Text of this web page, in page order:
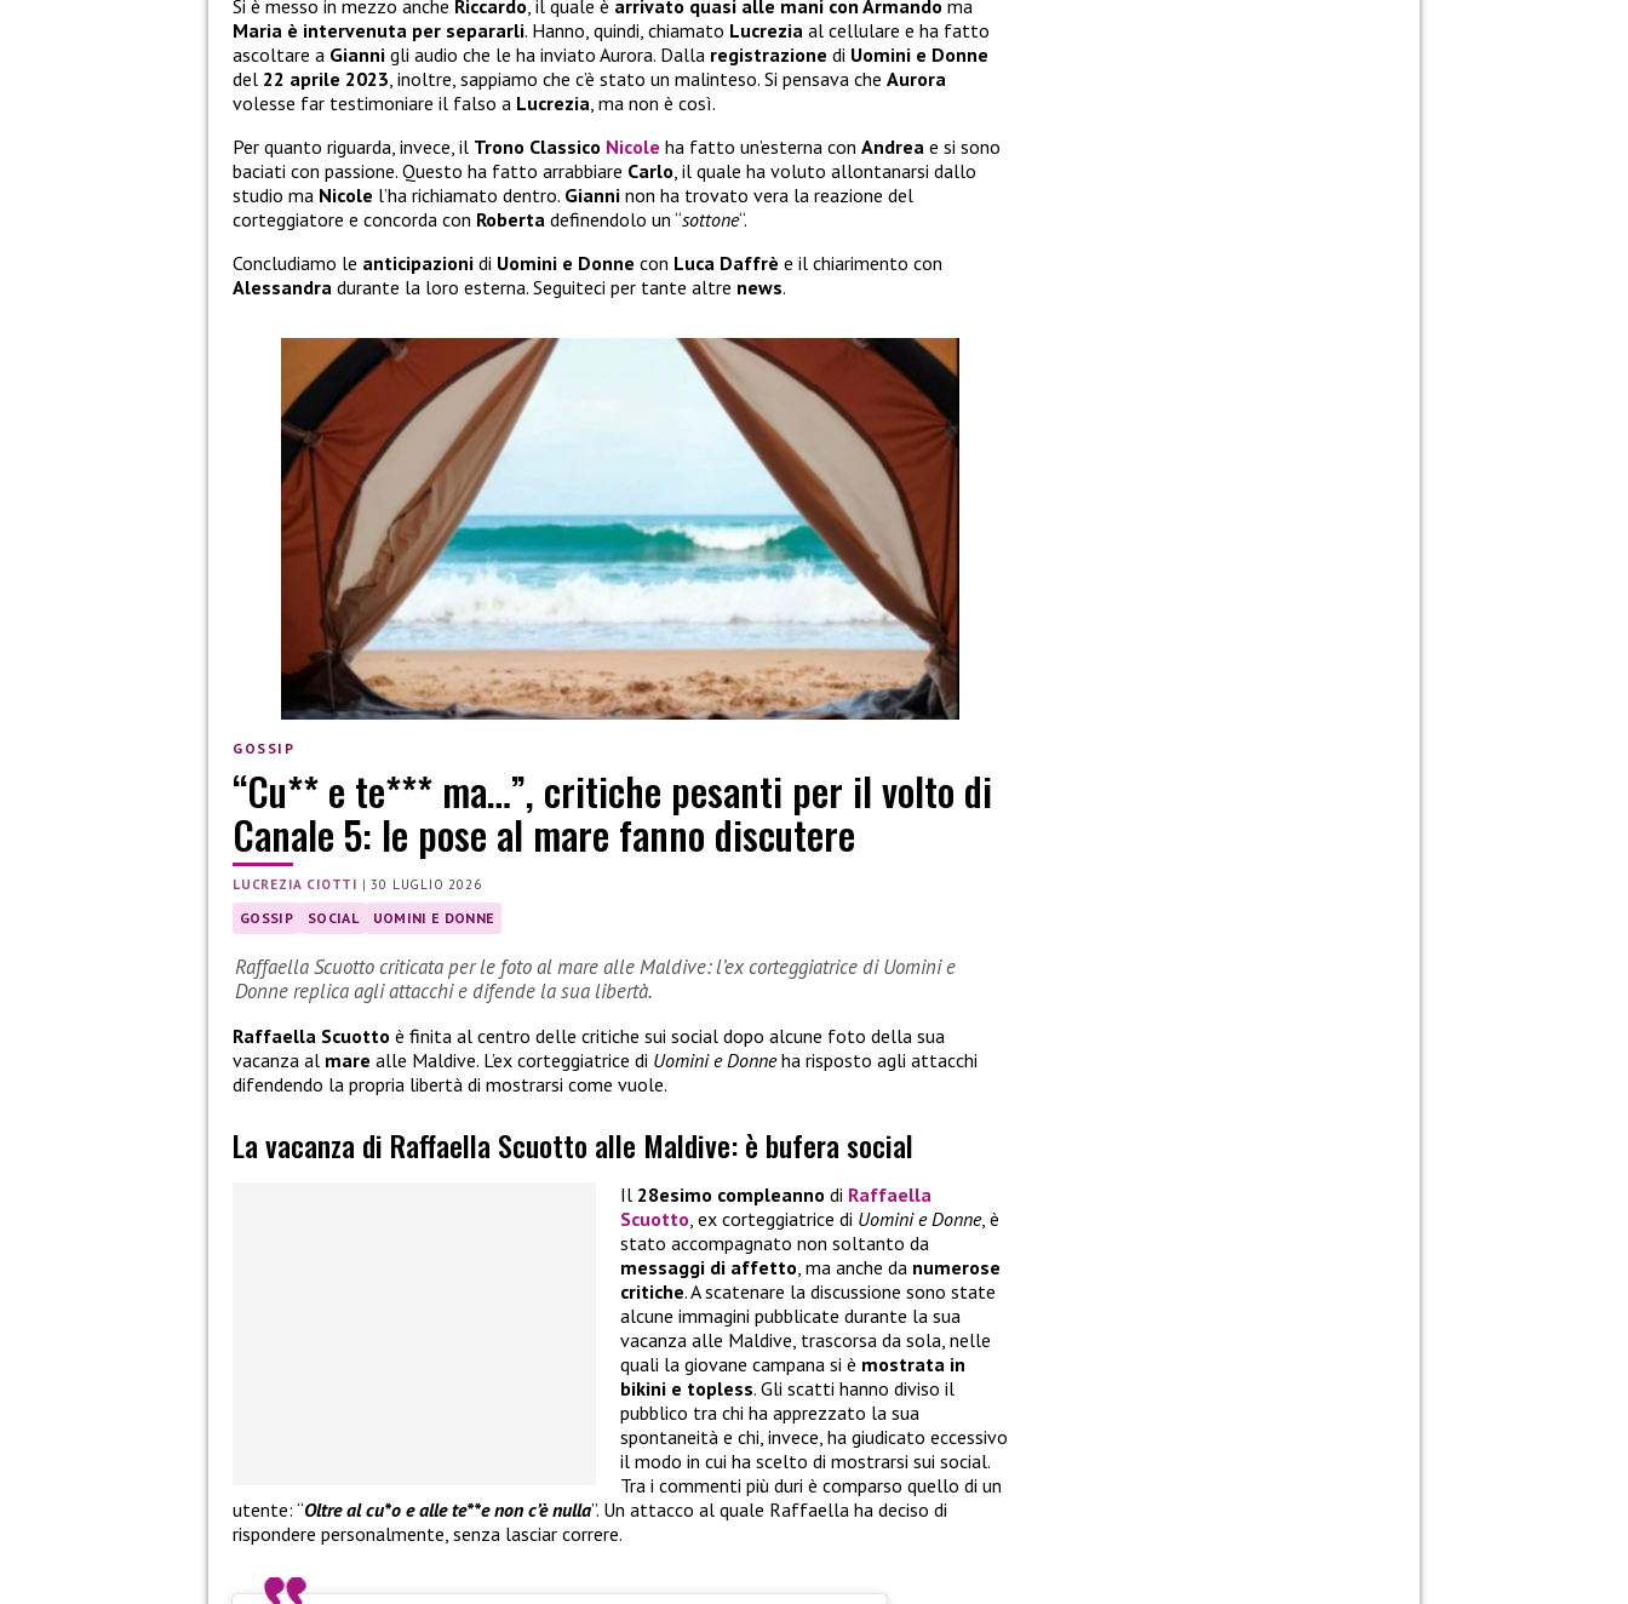
Si è messo in mezzo anche Riccardo, il quale è arrivato quasi alle mani con Armando ma
Maria è intervenuta per separarli. Hanno, quindi, chiamato Lucrezia al cellulare e ha fatto
ascoltare a Gianni gli audio che le ha inviato Aurora. Dalla registrazione di Uomini e Donne
del 22 aprile 2023, inoltre, sappiamo che c’è stato un malinteso. Si pensava che Aurora
volesse far testimoniare il falso a Lucrezia, ma non è così.
Per quanto riguarda, invece, il Trono Classico Nicole ha fatto un’esterna con Andrea e si sono
baciati con passione. Questo ha fatto arrabbiare Carlo, il quale ha voluto allontanarsi dallo
studio ma Nicole l’ha richiamato dentro. Gianni non ha trovato vera la reazione del
corteggiatore e concorda con Roberta definendolo un “sottone“.
Concludiamo le anticipazioni di Uomini e Donne con Luca Daffrè e il chiarimento con
Alessandra durante la loro esterna. Seguiteci per tante altre news.
GOSSIP
“Cu** e te*** ma…”, critiche pesanti per il volto di
Canale 5: le pose al mare fanno discutere
LUCREZIA CIOTTI |30 LUGLIO 2026
GOSSIP SOCIAL UOMINI E DONNE
Raffaella Scuotto criticata per le foto al mare alle Maldive: l’ex corteggiatrice di Uomini e
Donne replica agli attacchi e difende la sua libertà.
Raffaella Scuotto è finita al centro delle critiche sui social dopo alcune foto della sua
vacanza al mare alle Maldive. L’ex corteggiatrice di Uomini e Donneha risposto agli attacchi
difendendo la propria libertà di mostrarsi come vuole.
La vacanza di Raffaella Scuotto alle Maldive: è bufera social
Il 28esimo compleanno di Raffaella
Scuotto, ex corteggiatrice di Uomini e Donne, è
stato accompagnato non soltanto da
messaggi di affetto, ma anche da numerose
critiche. A scatenare la discussione sono state
alcune immagini pubblicate durante la sua
vacanza alle Maldive, trascorsa da sola, nelle
quali la giovane campana si è mostrata in
bikini e topless. Gli scatti hanno diviso il
pubblico tra chi ha apprezzato la sua
spontaneità e chi, invece, ha giudicato eccessivo
il modo in cui ha scelto di mostrarsi sui social.
Tra i commenti più duri è comparso quello di un
utente: “Oltre al cu*o e alle te**e non c’è nulla”. Un attacco al quale Raffaella ha deciso di
rispondere personalmente, senza lasciar correre.